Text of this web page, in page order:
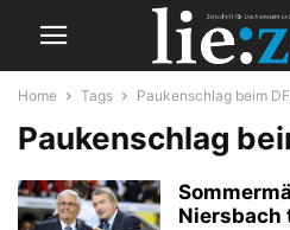
Home Tags Paukenschlag beim
Paukenschlag